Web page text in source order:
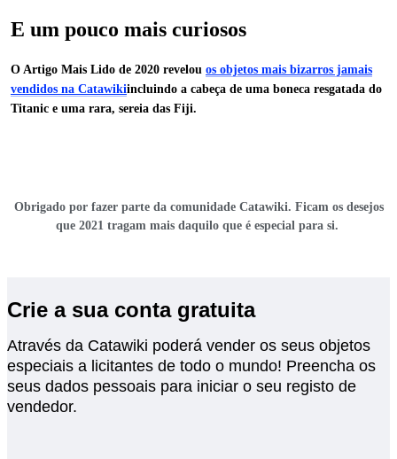
E um pouco mais curiosos
O Artigo Mais Lido de 2020 revelou os objetos mais bizarros jamais
vendidos na Catawikiincluindo a cabeça de uma boneca resgatada do
Titanic e uma rara, sereia das Fiji.
Obrigado por fazer parte da comunidade Catawiki. Ficam os desejos
que 2021 tragam mais daquilo que é especial para si.
Crie a sua conta gratuita
Através da Catawiki poderá vender os seus objetos
especiais a licitantes de todo o mundo! Preencha os
seus dados pessoais para iniciar o seu registo de
vendedor.